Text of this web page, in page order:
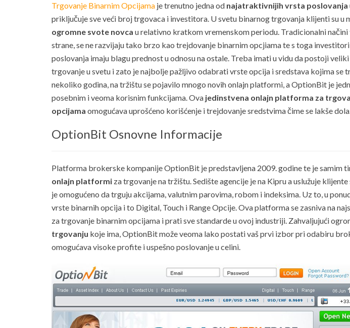
Trgovanje Binarnim Opcijama je trenutno jedna od najatraktivnijih vrsta poslovanja
priključuje sve veći broj trgovaca i investitora. U svetu binarnog trgovanja klijenti su u
ogromne svote novca u relativno kratkom vremenskom periodu. Tradicionalni načini
strane, se ne razvijaju tako brzo kao trejdovanje binarnim opcjiama te s toga
poslovanja imaju blagu prednost u odnosu na ostale. Treba imati u vidu da postoji
trgovanje u svetu i zato je najbolje pažljivo odabrati vrste opcija i sredstava kojima se
nekoliko godina, na tržištu se pojavilo mnogo novih onlajn platformi, a OptionBit je
posebnim i veoma korisnim funkcijama. Ova jedinstvena onlajn platforma za
opcijama omogućava uprošćeno korišćenje i trejdovanje sredstvima čime se lakše
OptionBit Osnovne Informacije
Platforma brokerske kompanije OptionBit je predstavljena 2009. godine te je samim
onlajn platformi za trgovanje na tržištu. Sedište agencije je na Kipru a uslužuje
je omogućeno da trguju akcijama, valutnim parovima, robom i indeksima. Uz to, u
vrste binarnih opcija i to Digital, Touch i Range Opcije. Ova platforma se zasniva na
za trgovanje binarnim opcijama i prati sve standarde u ovoj industriji. Zahvaljujući
trgovanju koje ima, OptionBit može veoma lako postati vaš prvi izbor pri odabiru
omogućava visoke profite i uspešno poslovanje u celini.